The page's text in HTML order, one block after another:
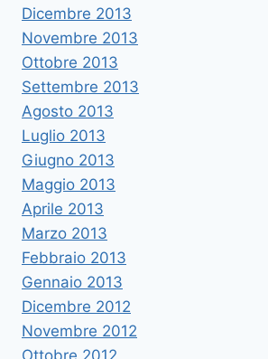
Dicembre 2013
Novembre 2013
Ottobre 2013
Settembre 2013
Agosto 2013
Luglio 2013
Giugno 2013
Maggio 2013
Aprile 2013
Marzo 2013
Febbraio 2013
Gennaio 2013
Dicembre 2012
Novembre 2012